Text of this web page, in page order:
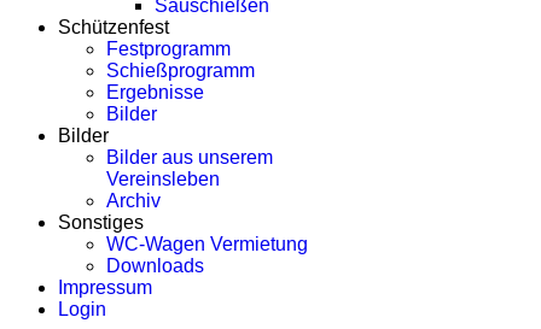
Sauschießen
Schützenfest
Festprogramm
Schießprogramm
Ergebnisse
Bilder
Bilder
Bilder aus unserem
Vereinsleben
Archiv
Sonstiges
WC-Wagen Vermietung
Downloads
Impressum
Login